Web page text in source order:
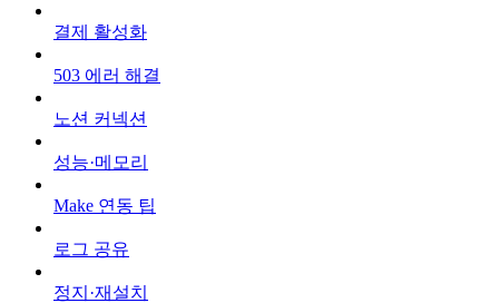
결제 활성화
503 에러 해결
노션 커넥션
성능·메모리
Make 연동 팁
로그 공유
정지·재설치